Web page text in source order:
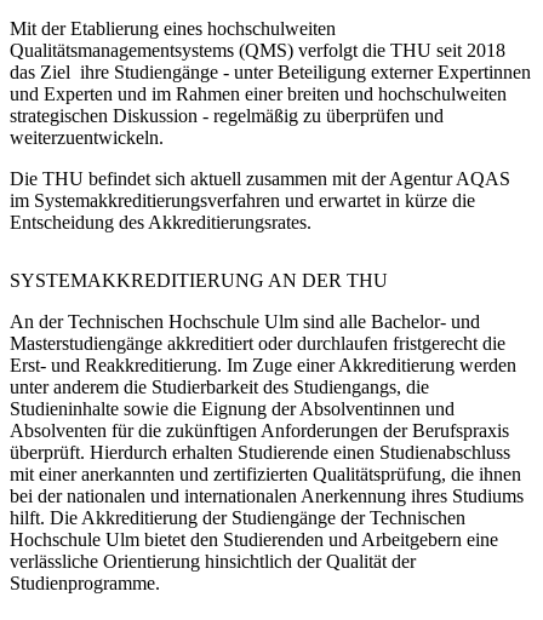
Mit der Etablierung eines hochschulweiten
Qualitätsmanagementsystems (QMS) verfolgt die THU seit 2018
das Ziel ihre Studiengänge - unter Beteiligung externer Expertinnen
und Experten und im Rahmen einer breiten und hochschulweiten
strategischen Diskussion - regelmäßig zu überprüfen und
weiterzuentwickeln.
Die THU befindet sich aktuell zusammen mit der Agentur AQAS
im Systemakkreditierungsverfahren und erwartet in kürze die
Entscheidung des Akkreditierungsrates.
SYSTEMAKKREDITIERUNG AN DER THU
An der Technischen Hochschule Ulm sind alle Bachelor- und
Masterstudiengänge akkreditiert oder durchlaufen fristgerecht die
Erst- und Reakkreditierung. Im Zuge einer Akkreditierung werden
unter anderem die Studierbarkeit des Studiengangs, die
Studieninhalte sowie die Eignung der Absolventinnen und
Absolventen für die zukünftigen Anforderungen der Berufspraxis
überprüft. Hierdurch erhalten Studierende einen Studienabschluss
mit einer anerkannten und zertifizierten Qualitätsprüfung, die ihnen
bei der nationalen und internationalen Anerkennung ihres Studiums
hilft. Die Akkreditierung der Studiengänge der Technischen
Hochschule Ulm bietet den Studierenden und Arbeitgebern eine
verlässliche Orientierung hinsichtlich der Qualität der
Studienprogramme.